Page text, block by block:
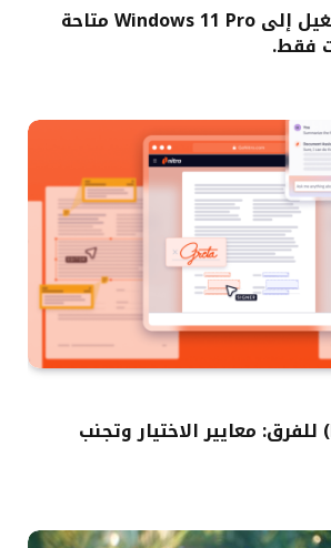
ترقية نظام التشغيل إلى Windows 11 Pro متاحة
بدائل (Docusign) للفرق: معايير الاختيار وتجنب